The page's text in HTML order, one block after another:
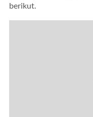
berikut.